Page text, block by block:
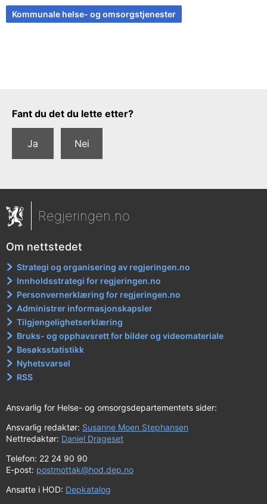
Kommunale helse- og omsorgstjenester
Tilbakemeldingsskjema
Fant du det du lette etter?
Ja Nei
Regjeringen.no
Om nettstedet
Strategi og organisering av regjeringen.no
Innholdsstrategi for regjeringen.no
Personvernerklæring for regjeringen.no
Administrer informasjonskapsler
Tilgjengelighetserklæring
Bruks- og opphavsrett for bilder og videomateriale
Besøksstatistikk
Nyhetsvarsel
RSS
Ansvarlig for Helse- og omsorgsdepartementets sider:
Ansvarlig redaktør: Susanne Moen Stephansen
Nettredaktør: Daniel Drageset
Telefon: 22 24 90 90
E-post: postmottak@hod.dep.no
Ansatte i HOD: Depkatalog